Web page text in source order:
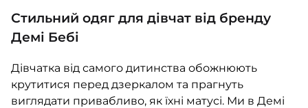
Стильний одяг для дівчат від бренду
Демі Бебі
Дівчатка від самого дитинства обожнюють
крутитися перед дзеркалом та прагнуть
виглядати привабливо, як їхні матусі. Ми в Демі